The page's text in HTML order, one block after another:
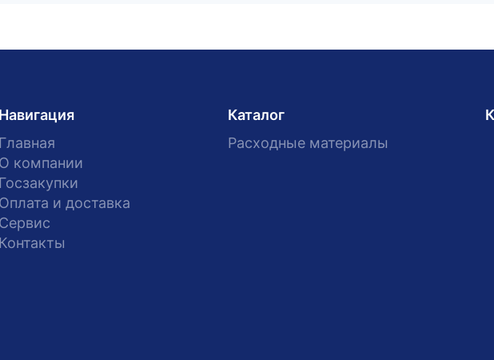
Навигация
Главная
О компании
Госзакупки
Оплата и доставка
Сервис
Контакты
Каталог
Расходные материалы